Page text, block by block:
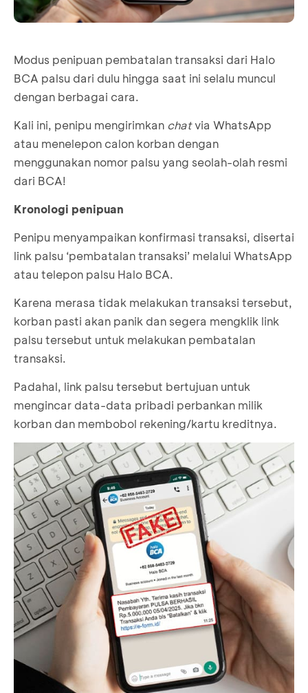
Modus penipuan pembatalan transaksi dari Halo
BCA palsu dari dulu hingga saat ini selalu muncul
dengan berbagai cara.
Kali ini, penipu mengirimkan chatvia WhatsApp
atau menelepon calon korban dengan
menggunakan nomor palsu yang seolah-olah resmi
dari BCA!
Kronologi penipuan
Penipu menyampaikan konfirmasi transaksi, disertai
link palsu ‘pembatalan transaksi’ melalui WhatsApp
atau telepon palsu Halo BCA.
Karena merasa tidak melakukan transaksi tersebut,
korban pasti akan panik dan segera mengklik link
palsu tersebut untuk melakukan pembatalan
transaksi.
Padahal, link palsu tersebut bertujuan untuk
mengincar data-data pribadi perbankan milik
korban dan membobol rekening/kartu kreditnya.